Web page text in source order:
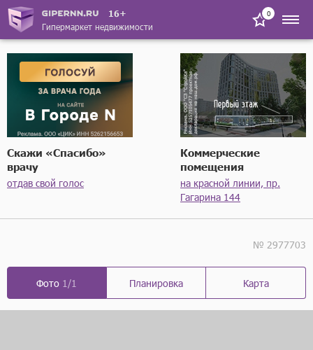
16+
Гипермаркет недвижимости
0
Скажи «Спасибо»
врачу
отдав свой голос
Коммерческие
помещения
на красной линии, пр.
Гагарина 144
№ 2977703
Фото 1/1 Планировка Карта